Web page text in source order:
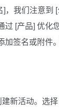
]，我们注意到
[产品] 优化
加签名或附件
建新活动。选